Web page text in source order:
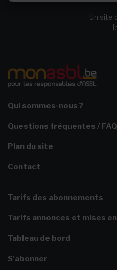
Un site
Qui sommes-nous ?
Questions fréquentes / FAQ
Plan du site
Contact
Tarifs des abonnements
Tarifs annonces et mises
Tableau de bord
S'abonner